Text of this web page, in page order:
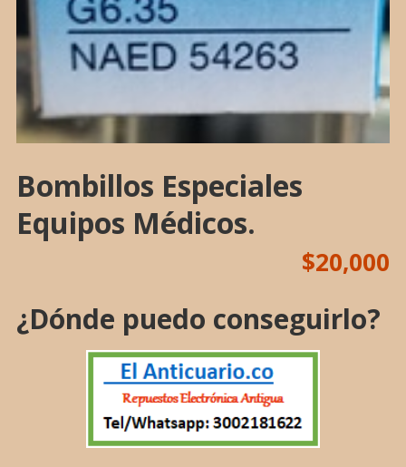
Bombillos Especiales
Equipos Médicos.
$20,000
¿Dónde puedo conseguirlo?